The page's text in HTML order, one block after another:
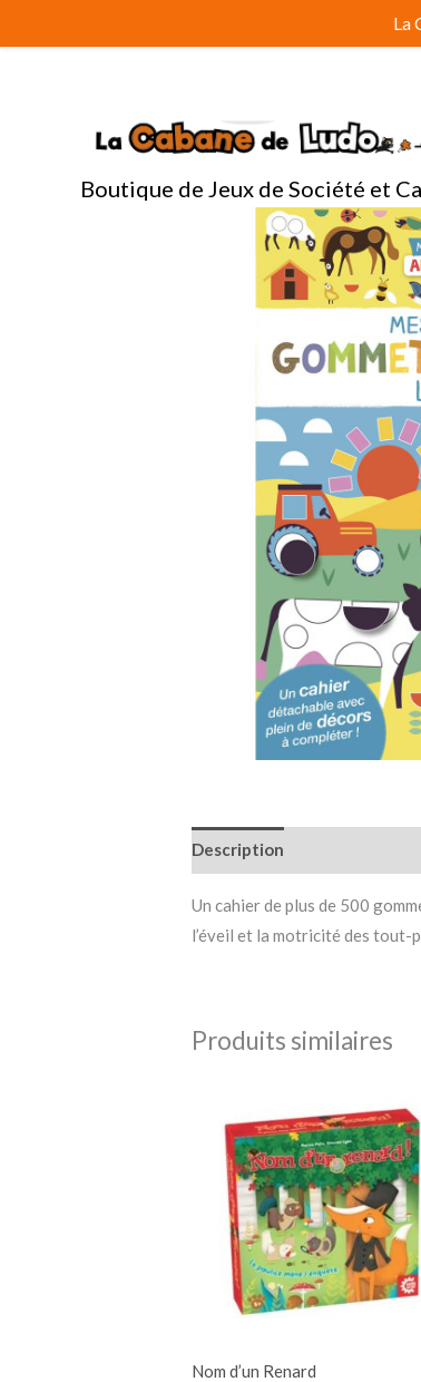
au
Boutique de Jeux de Société et
Description
Un cahier de plus de 500
l’éveil et la motricité des tout-
Produits similaires
Nom d’un Renard
La